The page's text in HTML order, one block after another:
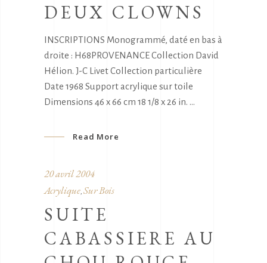
DEUX CLOWNS
INSCRIPTIONS Monogrammé, daté en bas à
droite : H68PROVENANCE Collection David
Hélion. J-C Livet Collection particulière
Date 1968 Support acrylique sur toile
Dimensions 46 x 66 cm 18 1/8 x 26 in.
Read More
20 avril 2004
Acrylique Sur Bois
SUITE
CABASSIERE AU